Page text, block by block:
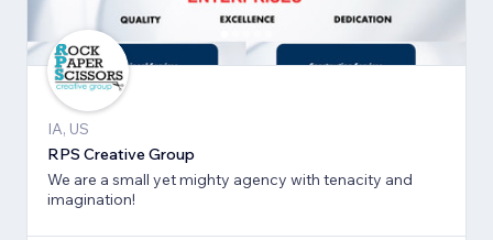
IA, US
RPS Creative Group
We are a small yet mighty agency with tenacity and
imagination!